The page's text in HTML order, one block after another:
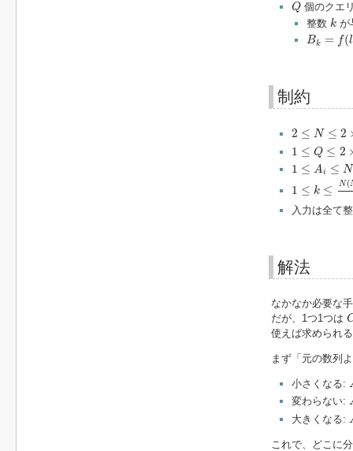
Q個のクエ
整数 k
k が
Bk = f(l
Bk r)
制約
2 ≤ N ≤ 2
2 ≤2 105
1 ≤ Q ≤ 2
≤2 10
1 ≤ Ai ≤ N
1 A ≤N
1 ≤ k ≤ N(
−1
入力は全て
解法
なかなか必要な
だが、1つ1つは
使えば求められ
まず「元の数列
小さくなる:
変わらない:
大きくなる:
これで、どこに